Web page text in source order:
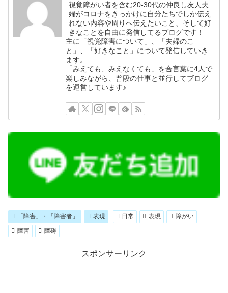
視覚障がい者を含む20-30代の仲良し友人夫
婦がコロナをきっかけに自分たちでしか伝え
れない内容や周りへ伝えたいこと、そして好
きなことを自由に発信してるブログです！
主に「視覚障害について」、「夫婦のこ
と」、「好きなこと」について発信していき
ます。
「みえても、みえなくても」を合言葉に4人で
楽しみながら、普段の仕事と並行してブログ
を運営しています♪
「障害」・「障害者」 表現 日常 表現
障がい
障害
障碍
スポンサーリンク